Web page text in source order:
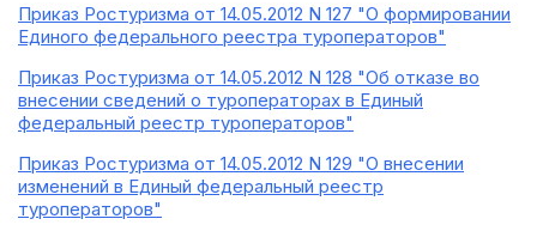
Приказ Ростуризма от 14.05.2012 N 127 "О формировании
Единого федерального реестра туроператоров"
Приказ Ростуризма от 14.05.2012 N 128 "Об отказе во
внесении сведений о туроператорах в Единый
федеральный реестр туроператоров"
Приказ Ростуризма от 14.05.2012 N 129 "О внесении
изменений в Единый федеральный реестр
туроператоров"